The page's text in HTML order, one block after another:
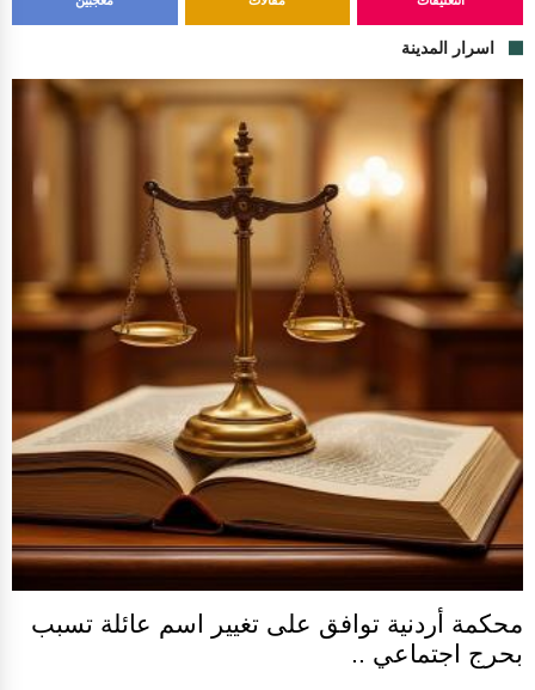
اسرار المدينة
محكمة أردنية توافق على تغيير اسم عائلة تسبب
بحرج اجتماعي ..